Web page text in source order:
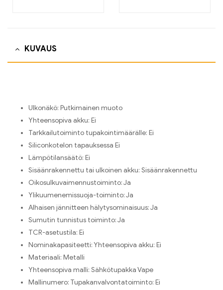
KUVAUS
Ulkonäkö: Putkimainen muoto
Yhteensopiva akku: Ei
Tarkkailutoiminto tupakointimäärälle: Ei
Siliconkotelon tapauksessa Ei
Lämpötilansäätö: Ei
Sisäänrakennettu tai ulkoinen akku: Sisäänrakennettu
Oikosulkuvaimennustoiminto:Ja
Ylikuumenemissuoja-toiminto:Ja
Alhaisen jännitteen hälytysominaisuus:Ja
Sumutin tunnistus toiminto:Ja
TCR-asetustila: Ei
Nominakapasiteetti:Yhteensopiva akku: Ei
Materiaali: Metalli
Yhteensopiva malli: Sähkötupakka Vape
Mallinumero: Tupakanvalvontatoiminto: Ei